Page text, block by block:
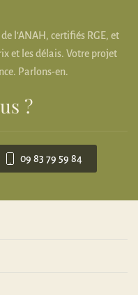
l'ANAH, certifiés RGE, et
et les délais. Votre projet
Parlons-en.
?
09 83 79 59 84